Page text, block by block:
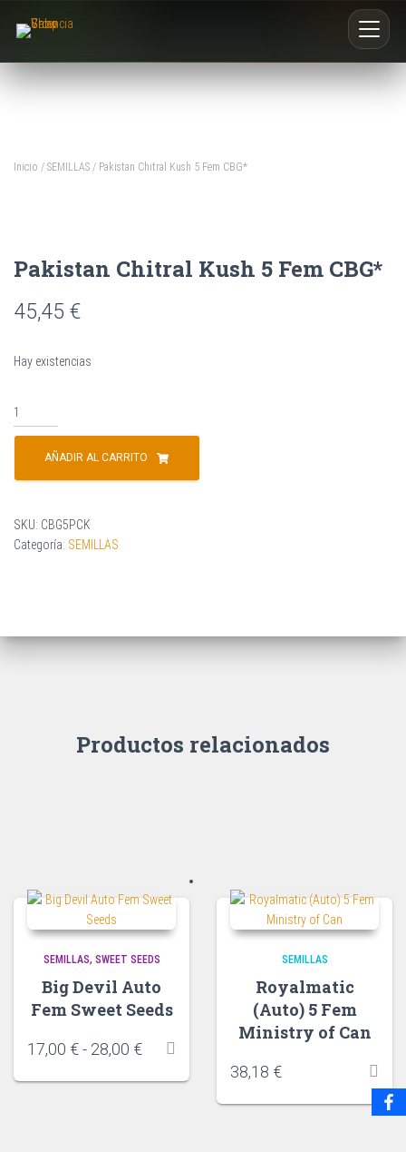
0
Inicio / SEMILLAS / Pakistan Chitral Kush 5 Fem CBG*
Pakistan Chitral Kush 5 Fem CBG*
45,45 €
Hay existencias
AÑADIR AL CARRITO
SKU: CBG5PCK
Categoría: SEMILLAS
Productos relacionados
SEMILLAS SWEET SEEDS
Big Devil Auto
Fem Sweet Seeds
17,00 €- 28,00 €
SEMILLAS
Royalmatic
(Auto) 5 Fem
Ministry of Can
38,18 €